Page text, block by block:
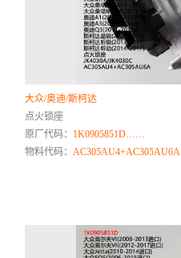
大众/奥迪/斯柯达
点火锁座
原厂代码： 1K0905851D……
物料代码：AC305AU4+AC305AU6A